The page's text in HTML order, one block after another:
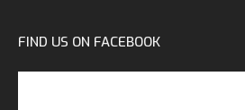
FIND US ON FACEBOOK